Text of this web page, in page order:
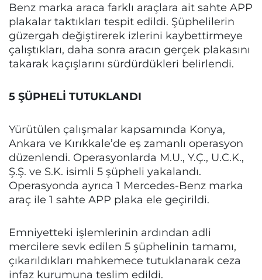
Benz marka araca farklı araçlara ait sahte APP
plakalar taktıkları tespit edildi. Şüphelilerin
güzergah değiştirerek izlerini kaybettirmeye
çalıştıkları, daha sonra aracın gerçek plakasını
takarak kaçışlarını sürdürdükleri belirlendi.
5 ŞÜPHELİ TUTUKLANDI
Yürütülen çalışmalar kapsamında Konya,
Ankara ve Kırıkkale’de eş zamanlı operasyon
düzenlendi. Operasyonlarda M.U., Y.Ç., U.C.K.,
Ş.Ş. ve S.K. isimli 5 şüpheli yakalandı.
Operasyonda ayrıca 1 Mercedes-Benz marka
araç ile 1 sahte APP plaka ele geçirildi.
Emniyetteki işlemlerinin ardından adli
mercilere sevk edilen 5 şüphelinin tamamı,
çıkarıldıkları mahkemece tutuklanarak ceza
infaz kurumuna teslim edildi.